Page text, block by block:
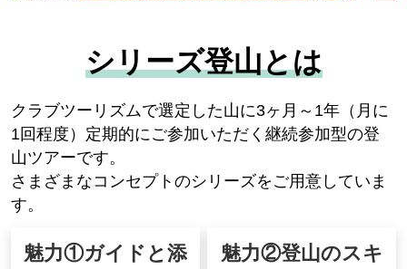
シリーズ登山とは
クラブツーリズムで選定した山に3ヶ月～1年（月に
1回程度）定期的にご参加いただく継続参加型の登
山ツアーです。
さまざまなコンセプトのシリーズをご用意していま
す。
魅力①ガイドと添
魅力②登山のスキ